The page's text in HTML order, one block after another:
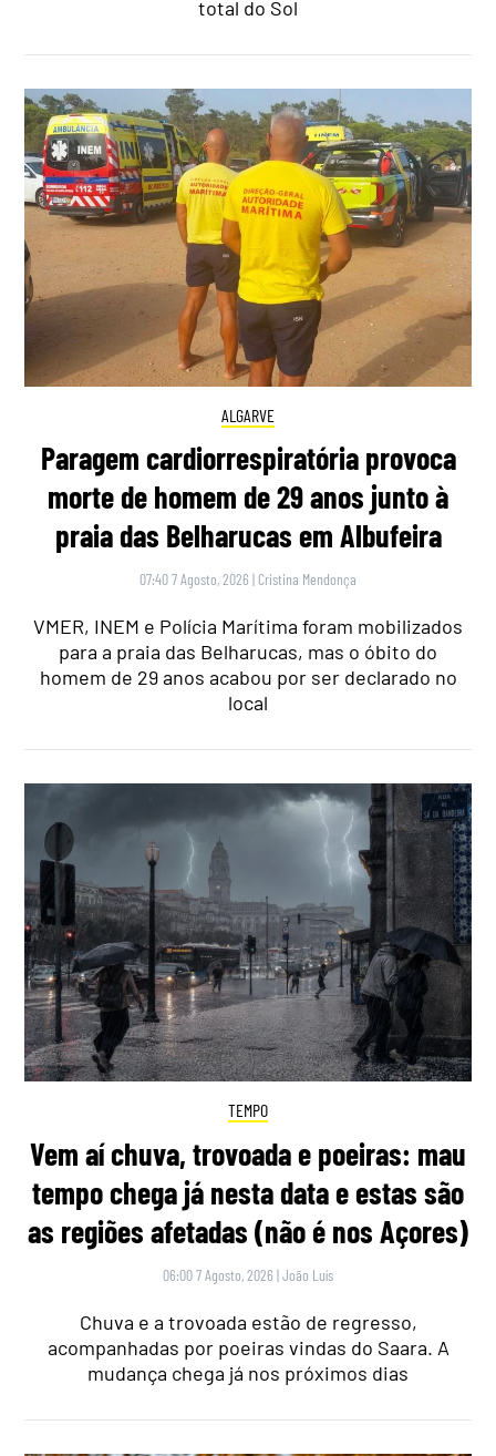
total do Sol
ALGARVE
Paragem cardiorrespiratória provoca
morte de homem de 29 anos junto à
praia das Belharucas em Albufeira
07:40 7 Agosto, 2026 | Cristina Mendonça
VMER, INEM e Polícia Marítima foram mobilizados
para a praia das Belharucas, mas o óbito do
homem de 29 anos acabou por ser declarado no
local
TEMPO
Vem aí chuva, trovoada e poeiras: mau
tempo chega já nesta data e estas são
as regiões afetadas (não é nos Açores)
06:00 7 Agosto, 2026 |João Luís
Chuva e a trovoada estão de regresso,
acompanhadas por poeiras vindas do Saara. A
mudança chega já nos próximos dias